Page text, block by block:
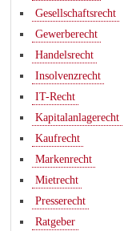
Gesellschaftsrecht
Gewerberecht
Handelsrecht
Insolvenzrecht
IT-Recht
Kapitalanlagerecht
Kaufrecht
Markenrecht
Mietrecht
Presserecht
Ratgeber